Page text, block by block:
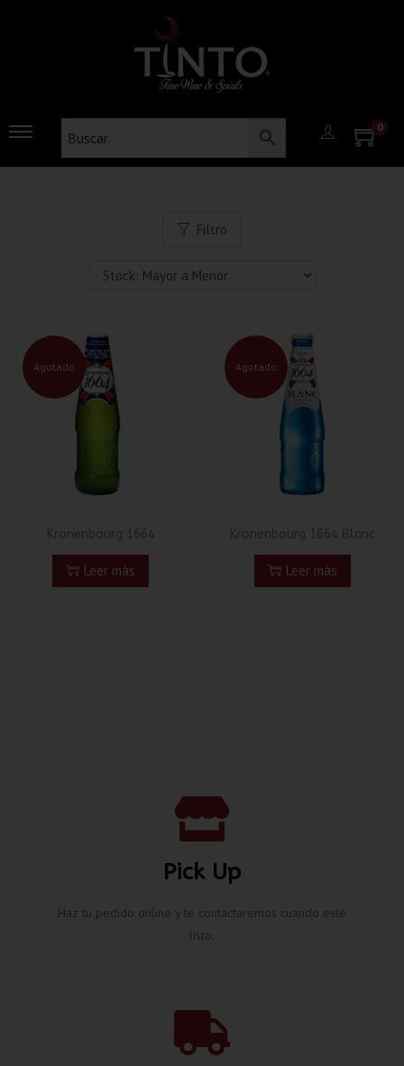
0
Filtro
Agotado
Leer más
Agotado
Leer más
Pick Up
Haz tu pedido online y te contactaremos cuando esté
listo.